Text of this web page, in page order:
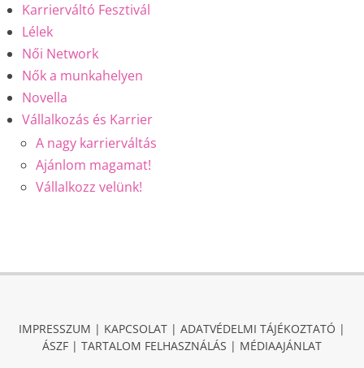
Karrierváltó Fesztivál
Lélek
Női Network
Nők a munkahelyen
Novella
Vállalkozás és Karrier
A nagy karrierváltás
Ajánlom magamat!
Vállalkozz velünk!
IMPRESSZUM | KAPCSOLAT | ADATVÉDELMI TÁJÉKOZTATÓ |
ÁSZF | TARTALOM FELHASZNÁLÁS | MÉDIAAJÁNLAT